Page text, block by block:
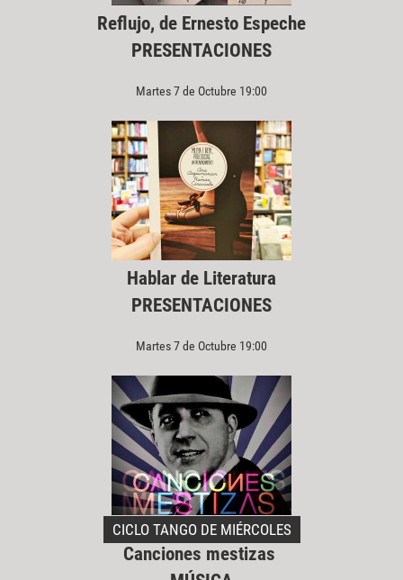
Reflujo, de Ernesto Espeche
PRESENTACIONES
Martes 7 de Octubre 19:00
Hablar de Literatura
PRESENTACIONES
Martes 7 de Octubre 19:00
CICLO TANGO DE MIÉRCOLES
Canciones mestizas